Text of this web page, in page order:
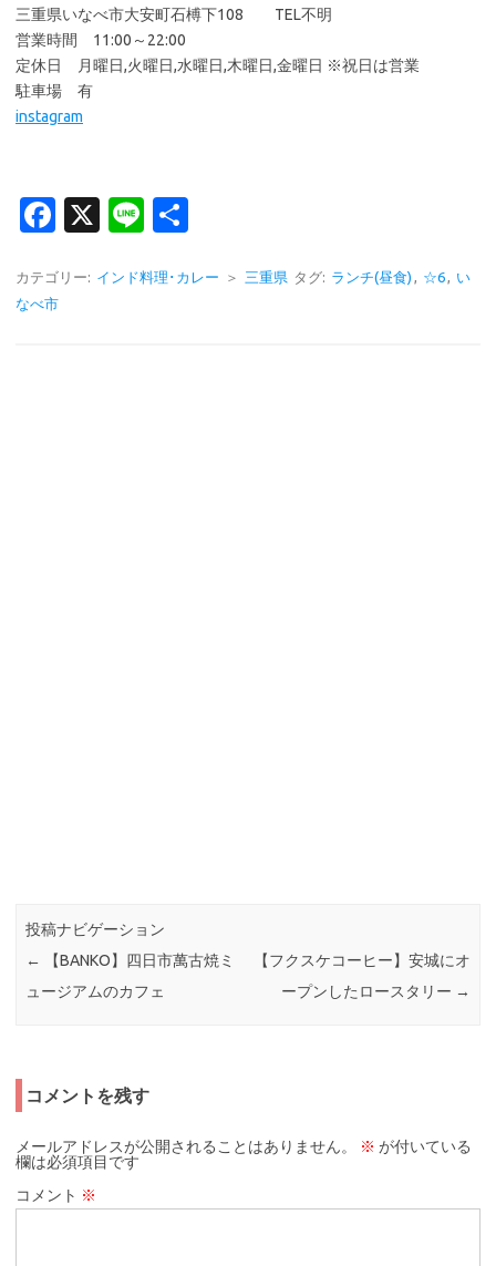
三重県いなべ市大安町石榑下108 TEL不明
営業時間 11:00～22:00
定休日 月曜日,火曜日,水曜日,木曜日,金曜日 ※祝日は営業
駐車場 有
instagram
Fa
e
b
X
Li
e
カテゴリー: インド料理･カレー ＞ 三重県 タグ: ランチ(昼食) , ☆6, い
なべ市
投稿ナビゲーション
←
【BANKO】四日市萬古焼ミ
ュージアムのカフェ
【フクスケコーヒー】安城にオ
ープンしたロースタリー →
コメントを残す
メールアドレスが公開されることはありません。 ※ が付いている
欄は必須項目です
コメント ※